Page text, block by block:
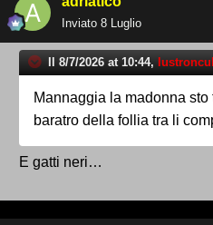
Inviato 8 Luglio
Il 8/7/2026 at 10:44,
Mannaggia la madonna
baratro della follia tra li
E gatti neri…